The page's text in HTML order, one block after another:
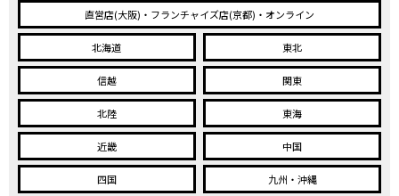
直営店(大阪)・フランチャイズ店(京都)・オンライン
北海道 東北
信越 関東
北陸 東海
近畿 中国
四国 九州・沖縄